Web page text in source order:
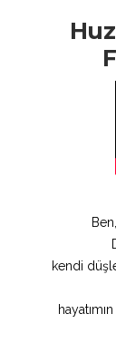
kendi